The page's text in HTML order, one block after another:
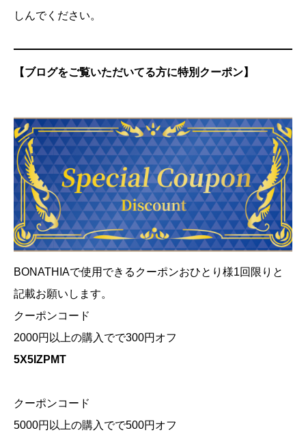
しんでください。
【ブログをご覧いただいてる方に特別クーポン】
BONATHIAで使用できるクーポンおひとり様1回限りと
記載お願いします。
クーポンコード
2000円以上の購入でで300円オフ
5X5IZPMT
クーポンコード
5000円以上の購入でで500円オフ